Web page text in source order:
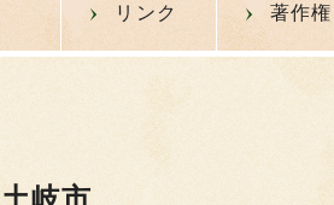
リンク 著作権
土岐市